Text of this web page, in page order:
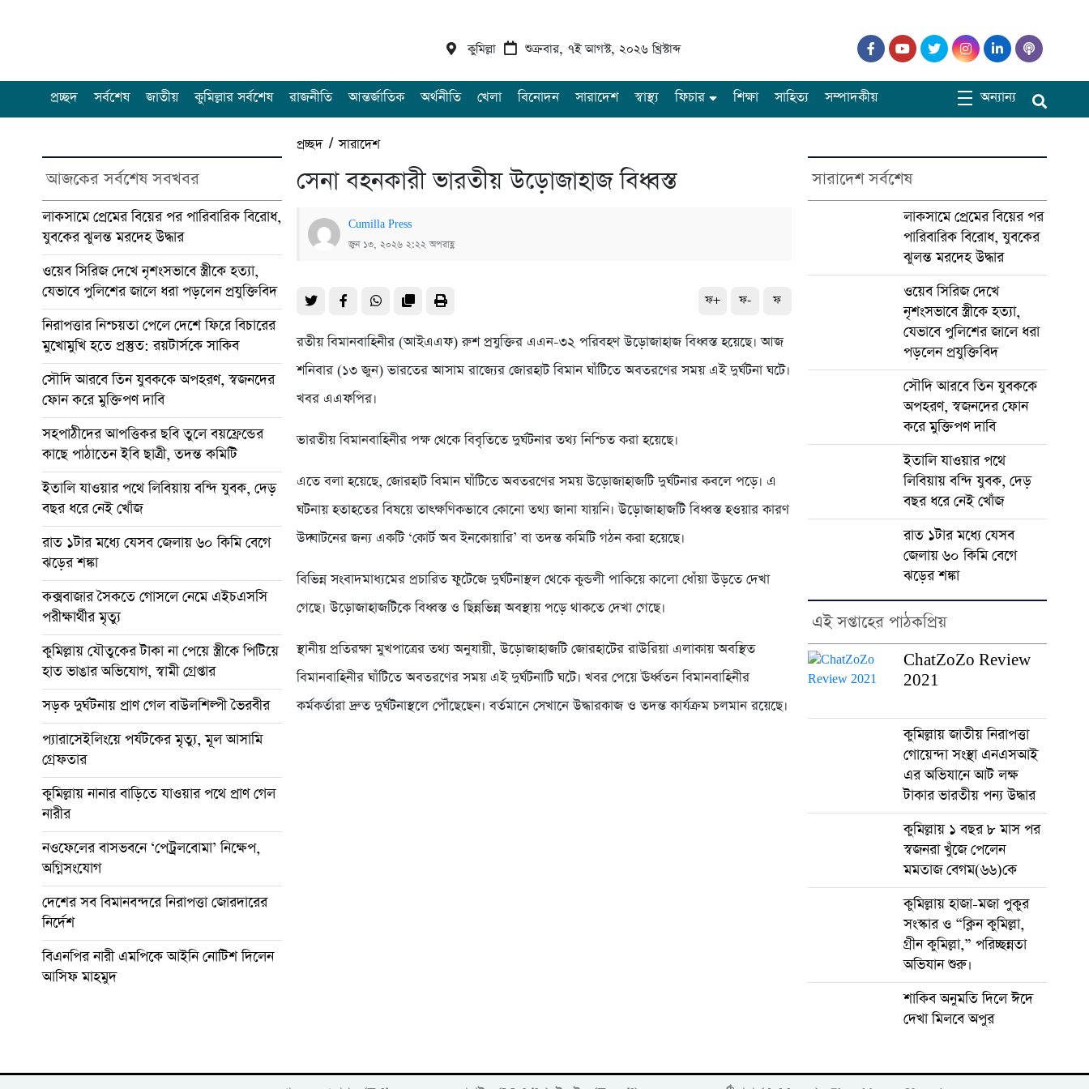
কুমিল্লা শুক্রবার, ৭ই আগস্ট, ২০২৬ খ্রিস্টাব্দ
প্রচ্ছদ সর্বশেষ জাতীয় কুমিল্লার সর্বশেষ রাজনীতি আন্তর্জাতিক অর্থনীতি খেলা বিনোদন সারাদেশ স্বাস্থ্য ফিচার শিক্ষা সাহিত্য সম্পাদকীয় অন্যান্য
আজকের সর্বশেষ সবখবর
লাকসামে প্রেমের বিয়ের পর পারিবারিক বিরোধ,
যুবকের ঝুলন্ত মরদেহ উদ্ধার
ওয়েব সিরিজ দেখে নৃশংসভাবে স্ত্রীকে হত্যা,
যেভাবে পুলিশের জালে ধরা পড়লেন প্রযুক্তিবিদ
নিরাপত্তার নিশ্চয়তা পেলে দেশে ফিরে বিচারের
মুখোমুখি হতে প্রস্তুত: রয়টার্সকে সাকিব
সৌদি আরবে তিন যুবককে অপহরণ, স্বজনদের
ফোন করে মুক্তিপণ দাবি
সহপাঠীদের আপত্তিকর ছবি তুলে বয়ফ্রেন্ডের
কাছে পাঠাতেন ইবি ছাত্রী, তদন্ত কমিটি
ইতালি যাওয়ার পথে লিবিয়ায় বন্দি যুবক, দেড়
বছর ধরে নেই খোঁজ
রাত ১টার মধ্যে যেসব জেলায় ৬০ কিমি বেগে
ঝড়ের শঙ্কা
কক্সবাজার সৈকতে গোসলে নেমে এইচএসসি
পরীক্ষার্থীর মৃত্যু
কুমিল্লায় যৌতুকের টাকা না পেয়ে স্ত্রীকে পিটিয়ে
হাত ভাঙার অভিযোগ, স্বামী গ্রেপ্তার
সড়ক দুর্ঘটনায় প্রাণ গেল বাউলশিল্পী ভৈরবীর
প্যারাসেইলিংয়ে পর্যটকের মৃত্যু, মূল আসামি
গ্রেফতার
কুমিল্লায় নানার বাড়িতে যাওয়ার পথে প্রাণ গেল
নারীর
নওফেলের বাসভবনে ‘পেট্রলবোমা’ নিক্ষেপ,
অগ্নিসংযোগ
দেশের সব বিমানবন্দরে নিরাপত্তা জোরদারের
নির্দেশ
বিএনপির নারী এমপিকে আইনি নোটিশ দিলেন
আসিফ মাহমুদ
প্রচ্ছদ/সারাদেশ
সেনা বহনকারী ভারতীয় উড়োজাহাজ বিধ্বস্ত
Cumilla Press
জুন ১৩, ২০২৬ ২:২২ অপরাহ্ণ
ফ+ ফ- ফ
রতীয় বিমানবাহিনীর (আইএএফ) রুশ প্রযুক্তির এএন-৩২ পরিবহণ উড়োজাহাজ বিধ্বস্ত হয়েছে। আজ
শনিবার (১৩ জুন) ভারতের আসাম রাজ্যের জোরহাট বিমান ঘাঁটিতে অবতরণের সময় এই দুর্ঘটনা ঘটে।
খবর এএফপির।
ভারতীয় বিমানবাহিনীর পক্ষ থেকে বিবৃতিতে দুর্ঘটনার তথ্য নিশ্চিত করা হয়েছে।
এতে বলা হয়েছে, জোরহাট বিমান ঘাঁটিতে অবতরণের সময় উড়োজাহাজটি দুর্ঘটনার কবলে পড়ে। এ
ঘটনায় হতাহতের বিষয়ে তাৎক্ষণিকভাবে কোনো তথ্য জানা যায়নি। উড়োজাহাজটি বিধ্বস্ত হওয়ার কারণ
উদ্ঘাটনের জন্য একটি ‘কোর্ট অব ইনকোয়ারি’ বা তদন্ত কমিটি গঠন করা হয়েছে।
বিভিন্ন সংবাদমাধ্যমের প্রচারিত ফুটেজে দুর্ঘটনাস্থল থেকে কুন্ডলী পাকিয়ে কালো ধোঁয়া উড়তে দেখা
গেছে। উড়োজাহাজটিকে বিধ্বস্ত ও ছিন্নভিন্ন অবস্থায় পড়ে থাকতে দেখা গেছে।
স্থানীয় প্রতিরক্ষা মুখপাত্রের তথ্য অনুযায়ী, উড়োজাহাজটি জোরহাটের রাউরিয়া এলাকায় অবস্থিত
বিমানবাহিনীর ঘাঁটিতে অবতরণের সময় এই দুর্ঘটনাটি ঘটে। খবর পেয়ে ঊর্ধ্বতন বিমানবাহিনীর
কর্মকর্তারা দ্রুত দুর্ঘটনাস্থলে পৌঁছেছেন। বর্তমানে সেখানে উদ্ধারকাজ ও তদন্ত কার্যক্রম চলমান রয়েছে।
সারাদেশ সর্বশেষ
লাকসামে প্রেমের বিয়ের পর
পারিবারিক বিরোধ, যুবকের
ঝুলন্ত মরদেহ উদ্ধার
ওয়েব সিরিজ দেখে
নৃশংসভাবে স্ত্রীকে হত্যা,
যেভাবে পুলিশের জালে ধরা
পড়লেন প্রযুক্তিবিদ
সৌদি আরবে তিন যুবককে
অপহরণ, স্বজনদের ফোন
করে মুক্তিপণ দাবি
ইতালি যাওয়ার পথে
লিবিয়ায় বন্দি যুবক, দেড়
বছর ধরে নেই খোঁজ
রাত ১টার মধ্যে যেসব
জেলায় ৬০ কিমি বেগে
ঝড়ের শঙ্কা
এই সপ্তাহের পাঠকপ্রিয়
ChatZoZo Review
2021
কুমিল্লায় জাতীয় নিরাপত্তা
গোয়েন্দা সংস্থা এনএসআই
এর অভিযানে আট লক্ষ
টাকার ভারতীয় পন্য উদ্ধার
কুমিল্লায় ১ বছর ৮ মাস পর
স্বজনরা খুঁজে পেলেন
মমতাজ বেগম(৬৬)কে
কুমিল্লায় হাজা-মজা পুকুর
সংস্কার ও “ক্লিন কুমিল্লা,
গ্রীন কুমিল্লা,” পরিচ্ছন্নতা
অভিযান শুরু।
শাকিব অনুমতি দিলে ঈদে
দেখা মিলবে অপুর